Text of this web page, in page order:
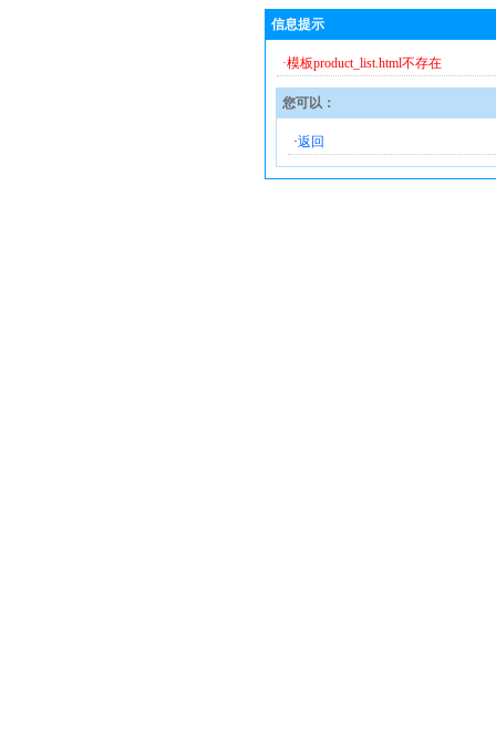
信息提示
·模板product_list.html不存在
您可以：
·返回